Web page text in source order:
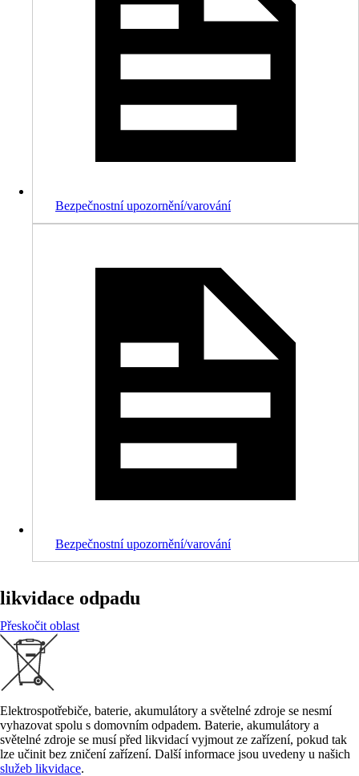
Bezpečnostní upozornění/varování
Bezpečnostní upozornění/varování
likvidace odpadu
Přeskočit oblast
Elektrospotřebiče, baterie, akumulátory a světelné zdroje se nesmí
vyhazovat spolu s domovním odpadem. Baterie, akumulátory a
světelné zdroje se musí před likvidací vyjmout ze zařízení, pokud tak
lze učinit bez zničení zařízení. Další informace jsou uvedeny u našich
služeb likvidace.